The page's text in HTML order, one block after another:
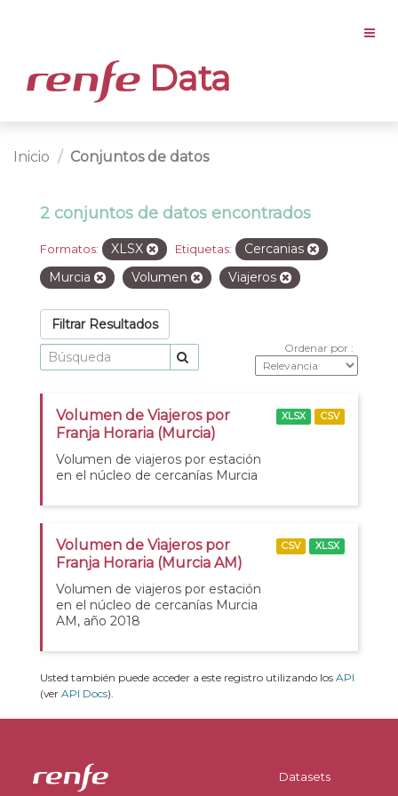
Data
Inicio Conjuntos de datos
2 conjuntos de datos encontrados
Formatos: XLSX Etiquetas:
Cercanias
Murcia
Volumen Viajeros
Filtrar Resultados
Ordenar por
Volumen de Viajeros por
Franja Horaria (Murcia)
Volumen de viajeros por estación
en el núcleo de cercanías Murcia
XLSX CSV
Volumen de Viajeros por
Franja Horaria (Murcia AM)
Volumen de viajeros por estación
en el núcleo de cercanías Murcia
AM, año 2018
CSV XLSX
Usted también puede acceder a este registro utilizando los API
(ver API Docs).
Datasets